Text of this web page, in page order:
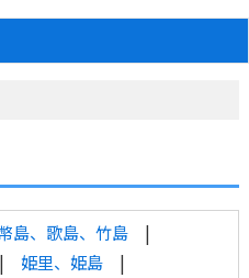
島、歌島、竹島
姫里、姫島